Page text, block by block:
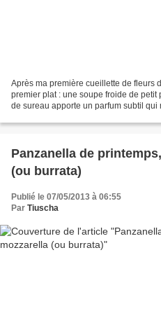
Après ma première cueillette de fleurs
premier plat : une soupe froide de
de sureau apporte un parfum subtil
Panzanella de
(ou burrata)
Publié le 07/05/2013 à 06:55
Par Tiuscha